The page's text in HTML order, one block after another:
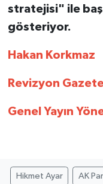
stratejisi" ile
gösteriyor.
Hakan Korkmaz
Revizyon
Genel Yayın
Hikmet Ayar AK